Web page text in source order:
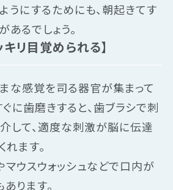
うにするためにも、朝起きてす
るでしょう。
キリ目覚められる】
な感覚を司る器官が集まって
に歯磨きすると、歯ブラシで刺
して、適度な刺激が脳に伝達
ます。
マウスウォッシュなどで口内が
ります。